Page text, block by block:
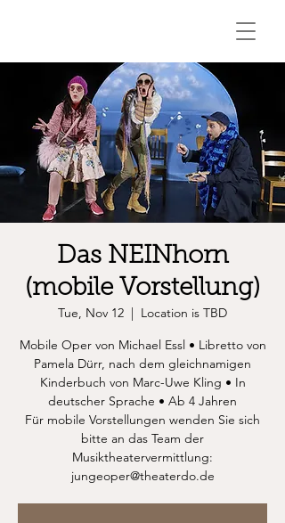
Das NEINhorn
(mobile Vorstellung)
Tue, Nov 12
  |
Location is TBD
Mobile Oper von Michael Essl • Libretto von
Pamela Dürr, nach dem gleichnamigen
Kinderbuch von Marc-Uwe Kling • In
deutscher Sprache • Ab 4 Jahren
Für mobile Vorstellungen wenden Sie sich
bitte an das Team der
Musiktheatervermittlung:
jungeoper@theaterdo.de